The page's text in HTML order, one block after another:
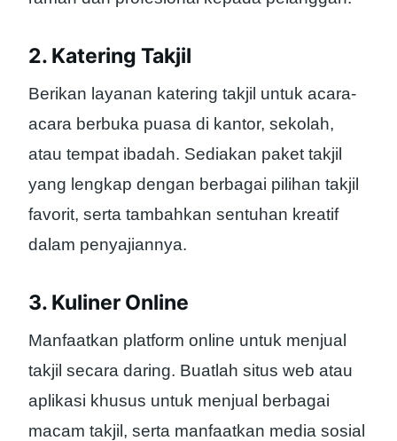
2. Katering Takjil
Berikan layanan katering takjil untuk acara-
acara berbuka puasa di kantor, sekolah,
atau tempat ibadah. Sediakan paket takjil
yang lengkap dengan berbagai pilihan takjil
favorit, serta tambahkan sentuhan kreatif
dalam penyajiannya.
3. Kuliner Online
Manfaatkan platform online untuk menjual
takjil secara daring. Buatlah situs web atau
aplikasi khusus untuk menjual berbagai
macam takjil, serta manfaatkan media sosial